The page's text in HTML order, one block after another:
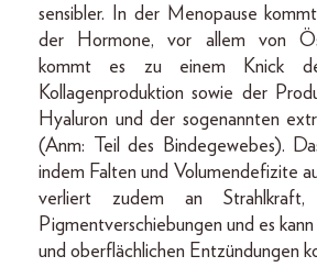
sensibler. In der Menopause
der Hormone, vor allem von
kommt es zu einem Knick
Kollagenproduktion sowie der
Hyaluron und der sogenannten
(Anm: Teil des Bindegewebes).
indem Falten und Volumendefizite
verliert zudem an
Pigmentverschiebungen und es
und oberflächlichen Entzündungen